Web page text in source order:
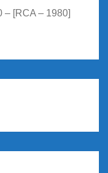
– [RCA – 1980]